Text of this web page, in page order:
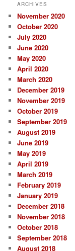
ARCHIVES
November 2020
October 2020
July 2020
June 2020
May 2020
April 2020
March 2020
December 2019
November 2019
October 2019
September 2019
August 2019
June 2019
May 2019
April 2019
March 2019
February 2019
January 2019
December 2018
November 2018
October 2018
September 2018
August 2018